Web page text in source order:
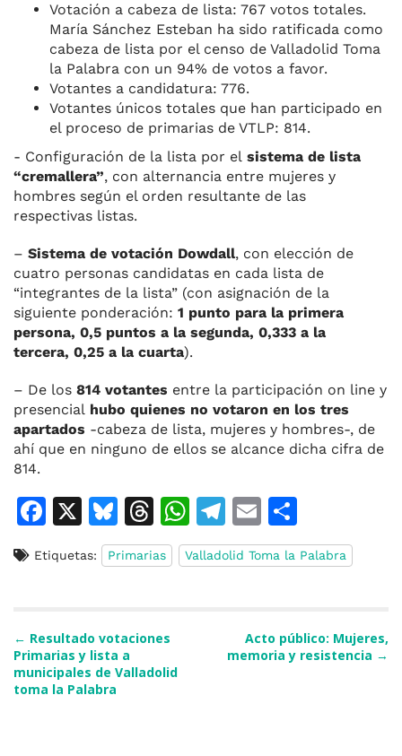
Votación a cabeza de lista: 767 votos totales.
María Sánchez Esteban ha sido ratificada como
cabeza de lista por el censo de Valladolid Toma
la Palabra con un 94% de votos a favor.
Votantes a candidatura: 776.
Votantes únicos totales que han participado en
el proceso de primarias de VTLP: 814.
- Configuración de la lista por el sistema de lista
“cremallera”, con alternancia entre mujeres y
hombres según el orden resultante de las
respectivas listas.
– Sistema de votación Dowdall, con elección de
cuatro personas candidatas en cada lista de
“integrantes de la lista” (con asignación de la
siguiente ponderación: 1 punto para la primera
persona, 0,5 puntos a la segunda, 0,333 a la
tercera, 0,25 a la cuarta).
– De los 814 votantes entre la participación on line y
presencial hubo quienes no votaron en los tres
apartados -cabeza de lista, mujeres y hombres-, de
ahí que en ninguno de ellos se alcance dicha cifra de
814.
F
c
b
o
o
X
Bl
u
e
k
y
T
h
re
s
W
h
at
T
el
e
m
E
m
ai
o
m
ar
ti
Etiquetas: Primarias Valladolid Toma la Palabra
Navegación de entradas
← Resultado votaciones
Primarias y lista a
municipales de Valladolid
toma la Palabra
Acto público: Mujeres,
memoria y resistencia →